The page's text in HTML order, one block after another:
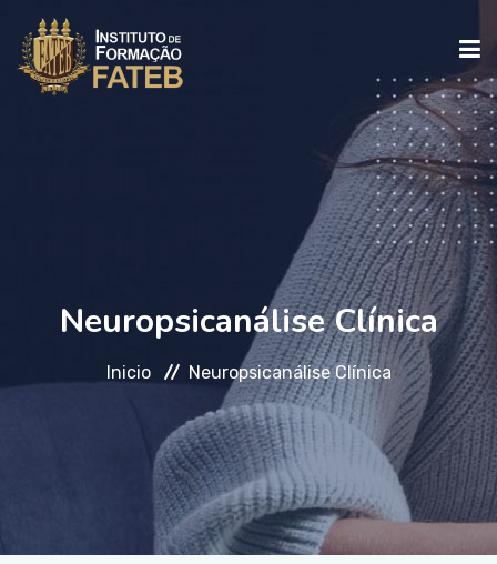
FALE CONOSCO
Neuropsicanálise Clínica
Inicio Neuropsicanálise Clínica